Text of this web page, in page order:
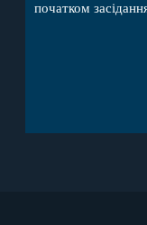
початком